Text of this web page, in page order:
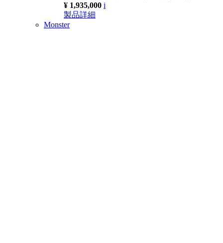
¥ 1,935,000 i
製品詳細
Monster